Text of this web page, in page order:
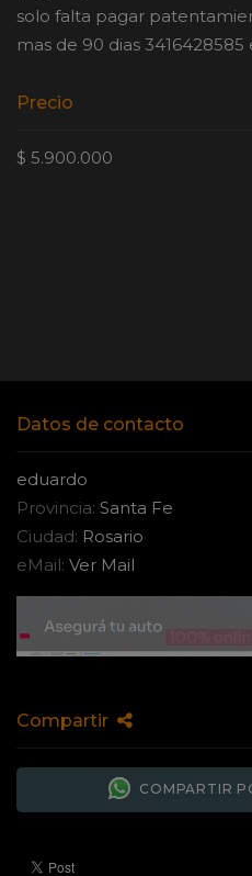
solo falta pagar
mas de 90 dias
Precio
$ 5.900.000
Datos de contacto
eduardo
Provincia: Santa Fe
Ciudad: Rosario
eMail: Ver Mail
Compartir
COMPARTIR